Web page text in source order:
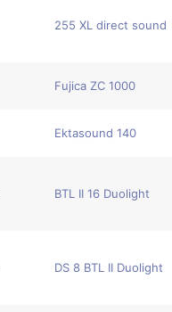
255 XL direct sound
Fujica ZC 1000
Ektasound 140
BTL II 16 Duolight
DS 8 BTL II Duolight